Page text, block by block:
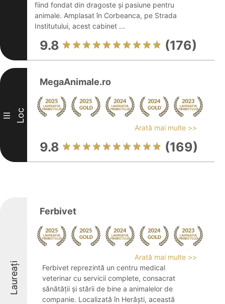
fiind fondat din dragoste și pasiune pentru
animale. Amplasat în Corbeanca, pe Strada
Institutului, acest cabinet ...
9.8 (176)
III Loc
MegaAnimale.ro
Arată mai multe >>
9.8 (169)
Laureați
Ferbivet
Arată mai multe >>
Ferbivet reprezintă un centru medical
veterinar cu servicii complete, consacrat
sănătății și stării de bine a animalelor de
companie. Localizată în Herăști, această